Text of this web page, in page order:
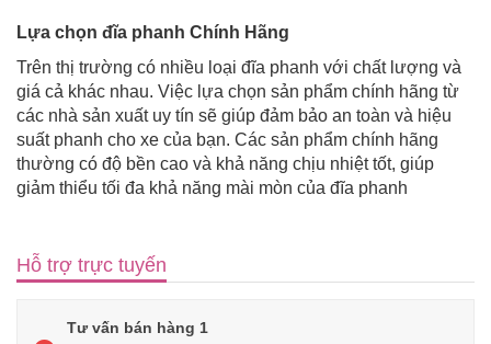
Lựa chọn đĩa phanh Chính Hãng
Trên thị trường có nhiều loại đĩa phanh với chất lượng và
giá cả khác nhau. Việc lựa chọn sản phẩm chính hãng từ
các nhà sản xuất uy tín sẽ giúp đảm bảo an toàn và hiệu
suất phanh cho xe của bạn. Các sản phẩm chính hãng
thường có độ bền cao và khả năng chịu nhiệt tốt, giúp
giảm thiểu tối đa khả năng mài mòn của đĩa phanh
Hỗ trợ trực tuyến
Tư vấn bán hàng 1